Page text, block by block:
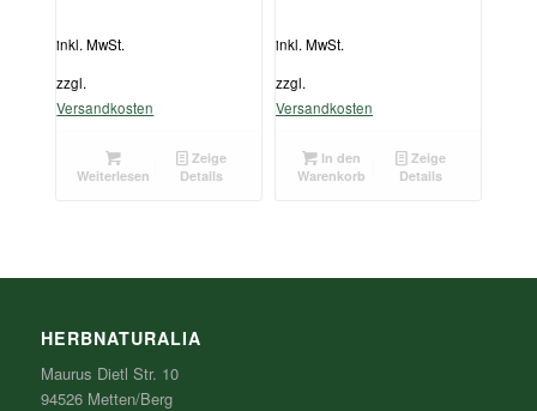
inkl. MwSt.
zzgl.
Versandkosten
Weiterlesen
Zeige
Details
inkl. MwSt.
zzgl.
Versandkosten
In den
Warenkorb
Zeige
Details
HERBNATURALIA
Maurus Dietl Str. 10
94526 Metten/Berg